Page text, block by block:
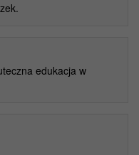
edukacja w